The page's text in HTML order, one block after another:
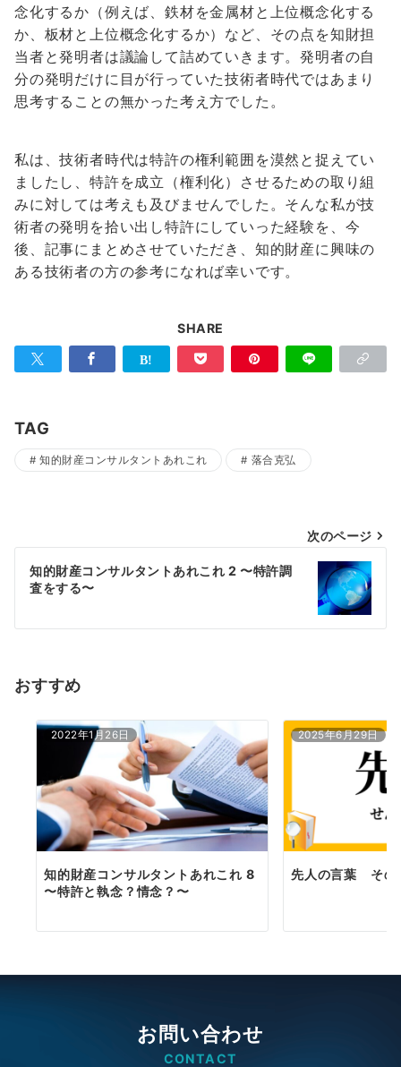
念化するか（例えば、鉄材を金属材と上位概念化する
か、板材と上位概念化するか）など、その点を知財担
当者と発明者は議論して詰めていきます。発明者の自
分の発明だけに目が行っていた技術者時代ではあまり
思考することの無かった考え方でした。
私は、技術者時代は特許の権利範囲を漠然と捉えてい
ましたし、特許を成立（権利化）させるための取り組
みに対しては考えも及びませんでした。そんな私が技
術者の発明を拾い出し特許にしていった経験を、今
後、記事にまとめさせていただき、知的財産に興味の
ある技術者の方の参考になれば幸いです。
SHARE
TAG
知的財産コンサルタントあれこれ 落合克弘
稿
ナ
ビ
ー
次のページ
知的財産コンサルタントあれこれ 2 〜特許調
査をする〜
おすすめ
2022年1月26日
知的財産コンサルタントあれこれ 8
〜特許と執念？情念？〜
2025年6月29日
先人の言葉 その
お問い合わせ
CONTACT